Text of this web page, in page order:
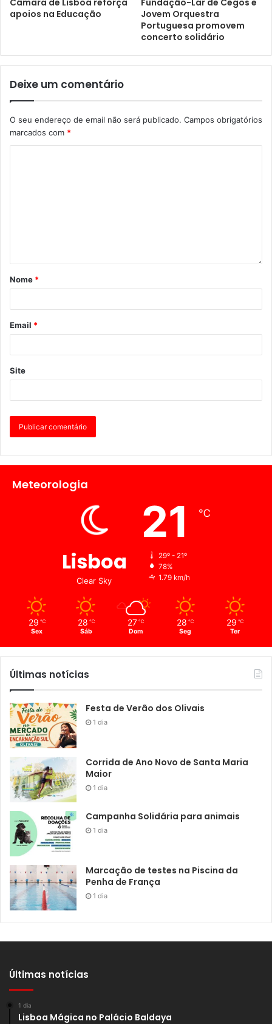
apoios na Educação
Jovem Orquestra
Portuguesa promovem
concerto solidário
Deixe um comentário
O seu endereço de email não será publicado. Campos obrigatórios
marcados com *
Nome *
Email *
Site
Meteorologia
Lisboa
Clear Sky
21 ℃
29º - 21º
78%
1.79 km/h
29 ℃
Sex
28 ℃
Sáb
27 ℃
Dom
28 ℃
Seg
29 ℃
Ter
Últimas notícias
Festa de Verão dos Olivais
1 dia
Corrida de Ano Novo de Santa Maria
Maior
1 dia
Campanha Solidária para animais
1 dia
Marcação de testes na Piscina da
Penha de França
1 dia
Últimas notícias
1 dia
Lisboa Mágica no Palácio Baldaya